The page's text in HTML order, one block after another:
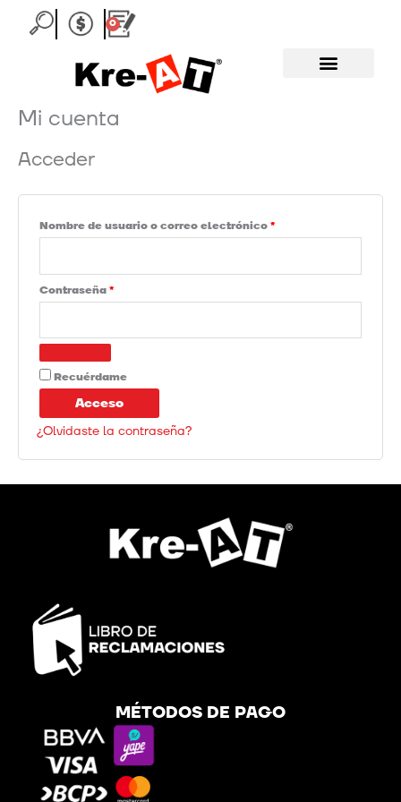
0
Carrito
Mi cuenta
Acceder
Nombre de usuario o correo electrónico*
Contraseña*
Obligatorio
Recuérdame
Acceso
¿Olvidaste la contraseña?
MÉTODOS DE PAGO